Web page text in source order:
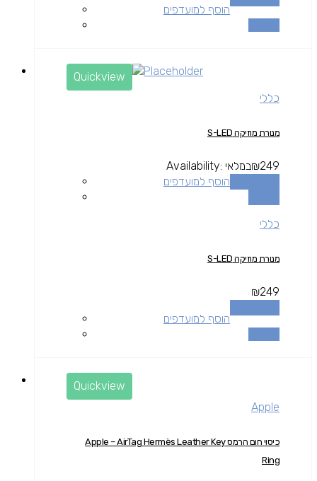
הוסף למועדפים
Quickview
כללי
מנורת מוזיקה S-LED
₪249
Availability: במלאי
הוסף למועדפים
כללי
מנורת מוזיקה S-LED
₪249
הוסף למועדפים
Quickview
Apple
כיסוי חום הרמס Apple – AirTag Hermès Leather Key
Ring